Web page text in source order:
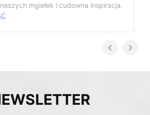
mgiełek i cudowna inspiracja.